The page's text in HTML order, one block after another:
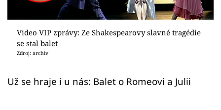
Sledujte prima+
Video VIP zprávy: Ze Shakespearovy slavné tragédie
se stal balet
Zdroj: archiv
Už se hraje i u nás: Balet o Romeovi a Julii